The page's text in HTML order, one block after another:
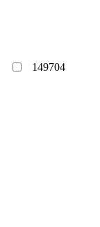
149704